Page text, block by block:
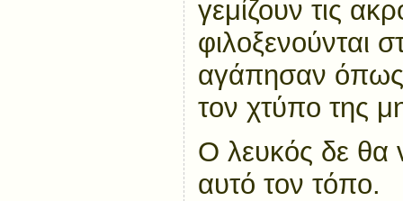
γεμίζουν τις
φιλοξενούνται
αγάπησαν
τον χτύπο της
Ο λευκός δε θα
αυτό τον τόπο.